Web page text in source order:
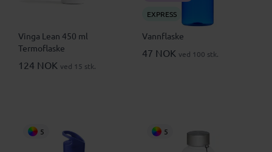
Vinga Lean 450 ml
Termoflaske
124 NOK ved 15 stk.
EXPRESS
Vannflaske
47 NOK ved 100 stk.
5 5